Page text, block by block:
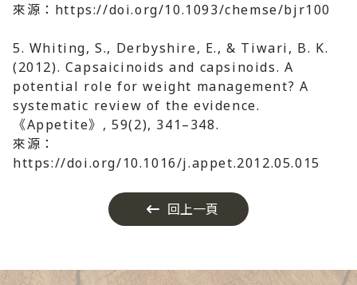
來源：https://doi.org/10.1093/chemse/bjr100
5. Whiting, S., Derbyshire, E., & Tiwari, B. K.
(2012). Capsaicinoids and capsinoids. A
potential role for weight management? A
systematic review of the evidence.
《Appetite》, 59(2), 341–348.
來源：
https://doi.org/10.1016/j.appet.2012.05.015
回上一頁